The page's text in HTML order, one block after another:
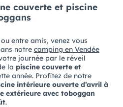
couverte et piscine
entre amis, venez vous
notre camping en Vendée
journée par le réveil
la piscine couverte et
année. Profitez de notre
intérieure ouverte d’avril à
extérieure avec toboggan
.